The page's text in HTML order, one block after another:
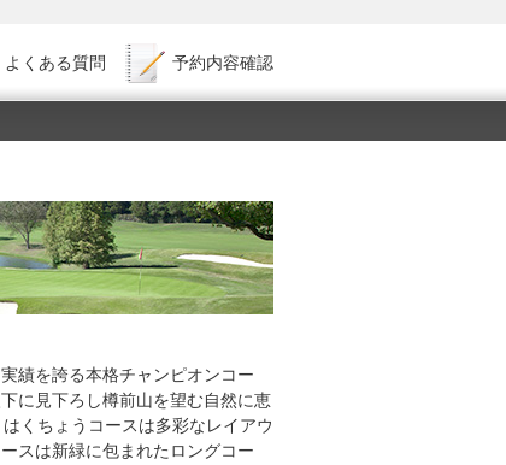
よくある質問 予約内容確認
績を誇る本格チャンピオンコー
に見下ろし樽前山を望む自然に恵
くちょうコースは多彩なレイアウ
スは新緑に包まれたロングコー